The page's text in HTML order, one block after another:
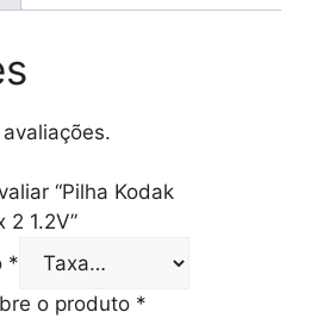
“Pilha Kodak
2 1.2V”
*
o produto *